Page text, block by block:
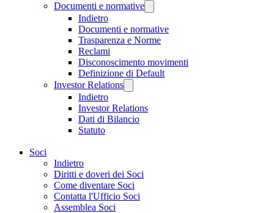
Documenti e normative
Indietro
Documenti e normative
Trasparenza e Norme
Reclami
Disconoscimento movimenti
Definizione di Default
Investor Relations
Indietro
Investor Relations
Dati di Bilancio
Statuto
Soci
Indietro
Diritti e doveri dei Soci
Come diventare Soci
Contatta l'Ufficio Soci
Assemblea Soci